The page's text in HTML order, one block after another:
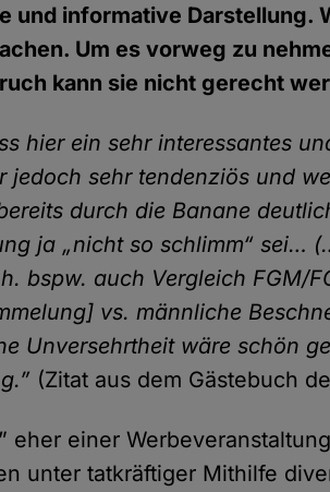
und informative Darstellung.
Um es vorweg zu
kann sie nicht gerecht
hier ein sehr interessantes
jedoch sehr tendenziös und
durch die Banane
ja „nicht so schlimm“ sei…
bspw. auch Vergleich FGM/
vs. männliche
Unversehrtheit wäre schön
(Zitat aus dem Gästebuch
eher einer
unter tatkräftiger Mithilfe